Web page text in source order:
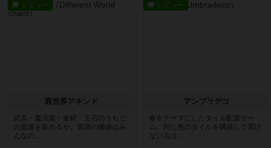
レビュー
異世界アキンド
武具・魔法薬・食材・宝石のうちど
の資源を集めるか。資源の価値はみ
んなの...
レビュー
アンブラデコ
傘をテーマにしたタイル配置ゲー
ム。同じ色のタイルを隣接して置け
ない点は...